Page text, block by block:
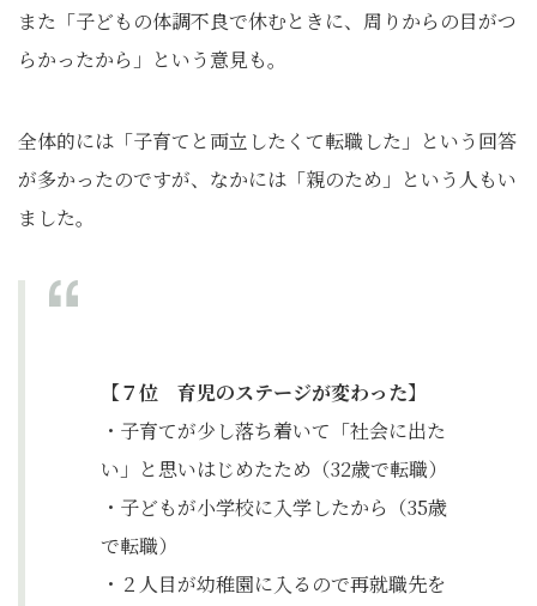
また「子どもの体調不良で休むときに、周りからの目がつ
らかったから」という意見も。
全体的には「子育てと両立したくて転職した」という回答
が多かったのですが、なかには「親のため」という人もい
ました。
【７位 育児のステージが変わった】
・子育てが少し落ち着いて「社会に出た
い」と思いはじめたため（32歳で転職）
・子どもが小学校に入学したから（35歳
で転職）
・２人目が幼稚園に入るので再就職先を